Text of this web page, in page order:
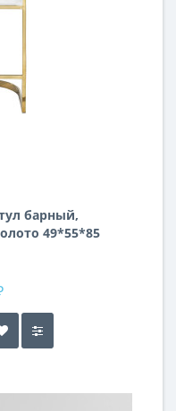
барный,
49*55*85